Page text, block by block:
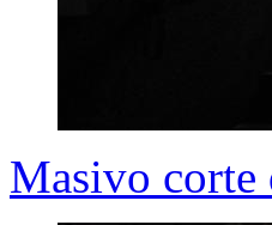
Masivo corte